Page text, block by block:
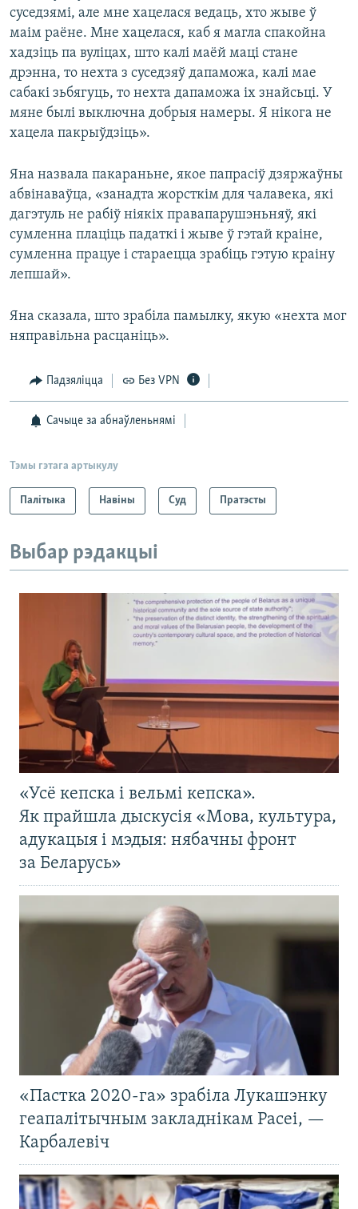
суседзямі, але мне хацелася ведаць, хто жыве ў
маім раёне. Мне хацелася, каб я магла спакойна
хадзіць па вуліцах, што калі маёй маці стане
дрэнна, то нехта з суседзяў дапаможа, калі мае
сабакі зьбягуць, то нехта дапаможа іх знайсьці. У
мяне былі выключна добрыя намеры. Я нікога не
хацела пакрыўдзіць».
Яна назвала пакараньне, якое папрасіў дзяржаўны
абвінаваўца, «занадта жорсткім для чалавека, які
дагэтуль не рабіў ніякіх правапарушэньняў, які
сумленна плаціць падаткі і жыве ў гэтай краіне,
сумленна працуе і стараецца зрабіць гэтую краіну
лепшай».
Яна сказала, што зрабіла памылку, якую «нехта мог
няправільна расцаніць».
Падзяліцца Без VPN
Сачыце за абнаўленьнямі
Тэмы гэтага артыкулу
Палітыка Навіны Суд Пратэсты
Выбар рэдакцыі
«Усё кепска і вельмі кепска».
Як прайшла дыскусія «Мова, культура,
адукацыя і мэдыя: нябачны фронт
за Беларусь»
«Пастка 2020-га» зрабіла Лукашэнку
геапалітычным закладнікам Расеі, —
Карбалевіч